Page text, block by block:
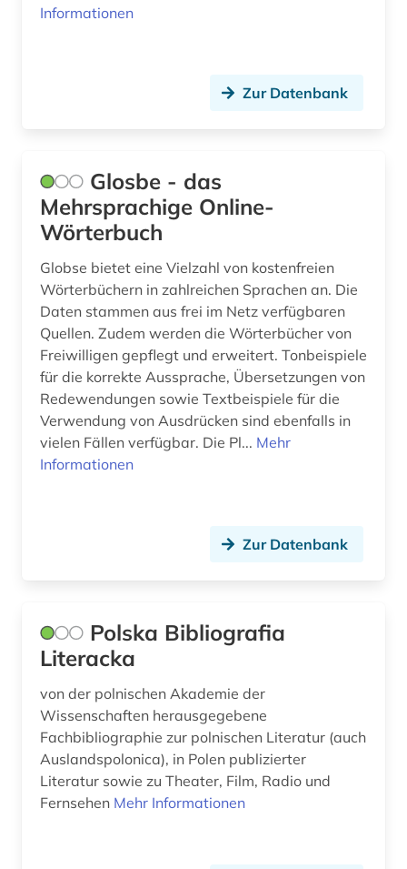
Informationen
Zur Datenbank
Glosbe - das
Mehrsprachige Online-
Wörterbuch
Globse bietet eine Vielzahl von kostenfreien
Wörterbüchern in zahlreichen Sprachen an. Die
Daten stammen aus frei im Netz verfügbaren
Quellen. Zudem werden die Wörterbücher von
Freiwilligen gepflegt und erweitert. Tonbeispiele
für die korrekte Aussprache, Übersetzungen von
Redewendungen sowie Textbeispiele für die
Verwendung von Ausdrücken sind ebenfalls in
vielen Fällen verfügbar. Die Pl... Mehr
Informationen
Zur Datenbank
Polska Bibliografia
Literacka
von der polnischen Akademie der
Wissenschaften herausgegebene
Fachbibliographie zur polnischen Literatur (auch
Auslandspolonica), in Polen publizierter
Literatur sowie zu Theater, Film, Radio und
Fernsehen Mehr Informationen